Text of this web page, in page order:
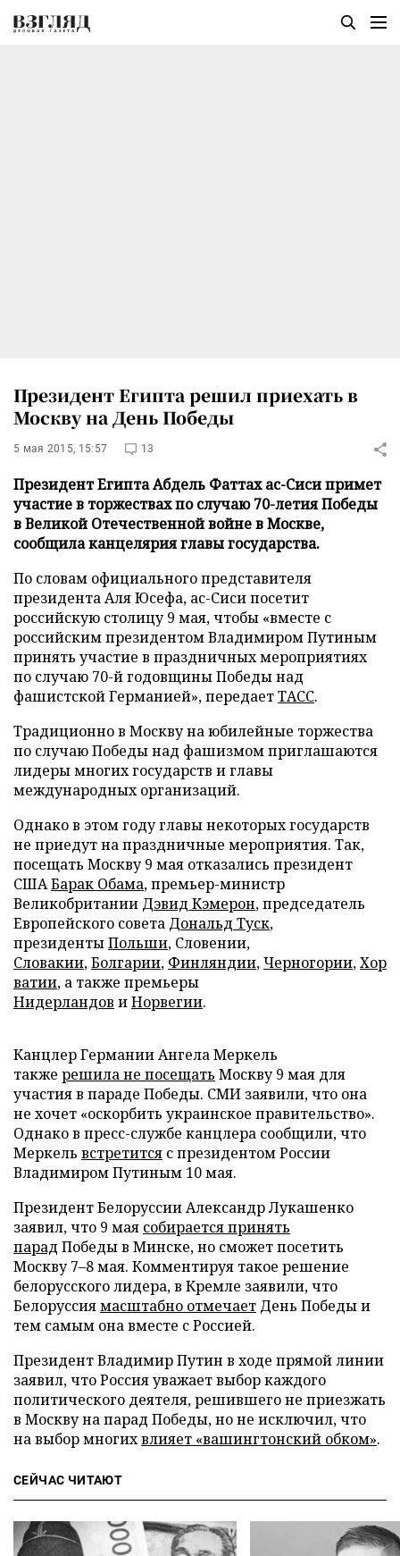
Президент Египта решил приехать в
Москву на День Победы
5 мая 2015, 15:57 13
Президент Египта Абдель Фаттах ас-Сиси примет
участие в торжествах по случаю 70-летия Победы
в Великой Отечественной войне в Москве,
сообщила канцелярия главы государства.
По словам официального представителя
президента Аля Юсефа, ас-Сиси посетит
российскую столицу 9 мая, чтобы «вместе с
российским президентом Владимиром Путиным
принять участие в праздничных мероприятиях
по случаю 70-й годовщины Победы над
фашистской Германией», передаетТАСС.
Традиционно в Москву на юбилейные торжества
по случаю Победы над фашизмом приглашаются
лидеры многих государств и главы
международных организаций.
Однако в этом году главы некоторых государств
не приедут на праздничные мероприятия. Так,
посещать Москву 9 мая отказались президент
СШАБарак Обама, премьер-министр
Великобритании Дэвид Кэмерон, председатель
Европейского совета Дональд Туск,
президентыПольши, Словении,
Словакии,Болгарии, Финляндии,Черногории,Хор
ватии, а также премьеры
Нидерландов иНорвегии.
Канцлер Германии Ангела Меркель
также решила не посещать Москву 9 мая для
участия в параде Победы. СМИ заявили, что она
не хочет «оскорбить украинское правительство».
Однако в пресс-службе канцлера сообщили, что
Меркель встретится с президентом России
Владимиром Путиным 10 мая.
Президент Белоруссии Александр Лукашенко
заявил, что 9 мая собирается принять
парад Победы в Минске, но сможет посетить
Москву 7–8 мая. Комментируя такое решение
белорусского лидера, в Кремле заявили, что
Белоруссиямасштабно отмечает День Победы и
тем самым она вместе с Россией.
Президент Владимир Путин в ходе прямой линии
заявил, что Россия уважает выбор каждого
политического деятеля, решившего не приезжать
в Москву на парад Победы, но не исключил, что
на выбор многихвлияет «вашингтонский обком».
СЕЙЧАС ЧИТАЮТ